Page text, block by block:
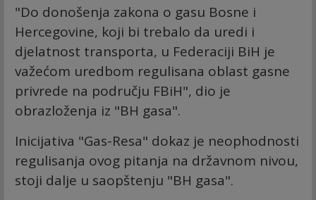
"Do donošenja zakona o gasu Bosne i
Hercegovine, koji bi trebalo da uredi i
djelatnost transporta, u Federaciji BiH je
važećom uredbom regulisana oblast gasne
privrede na području FBiH", dio je
obrazloženja iz "BH gasa".
Inicijativa "Gas-Resa" dokaz je neophodnosti
regulisanja ovog pitanja na državnom nivou,
stoji dalje u saopštenju "BH gasa".